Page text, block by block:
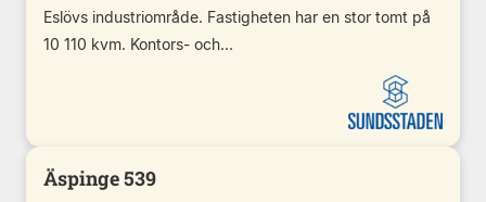
Eslövs industriområde. Fastigheten har en stor tomt på
10 110 kvm. Kontors- och...
Äspinge 539